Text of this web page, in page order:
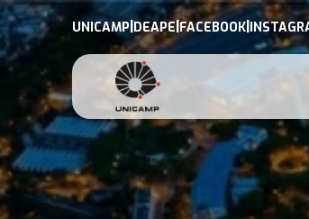
UNICAMP DEAPE|FACEBOOK